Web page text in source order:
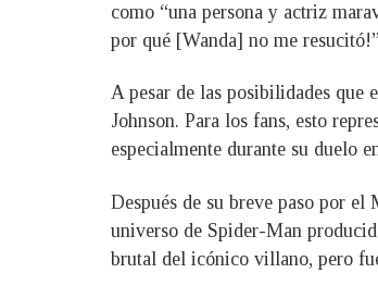
como “una persona y actriz
por qué [Wanda] no me
A pesar de las posibilidades
Johnson. Para los fans, esto
especialmente durante su duelo
Después de su breve paso por
universo de Spider-Man
brutal del icónico villano, pero